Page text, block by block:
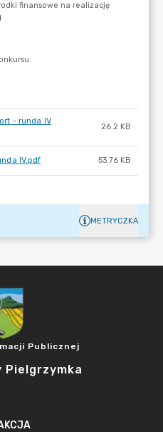
- runda IV
26.2 KB
IV.pdf 53.76 KB
METRYCZKA
Publicznej
Pielgrzymka